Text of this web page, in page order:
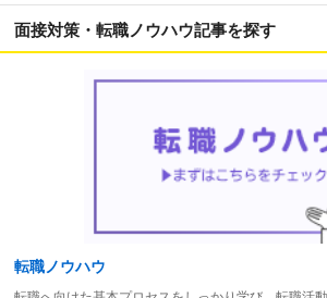
面接対策・転職ノウハウ記事を探す
転職ノウハウ